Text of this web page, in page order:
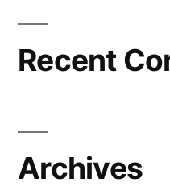
Recent
Archives